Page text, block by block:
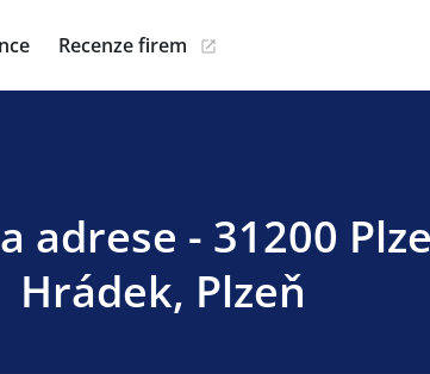
Recenze firem
adrese - 31200
Hrádek, Plzeň